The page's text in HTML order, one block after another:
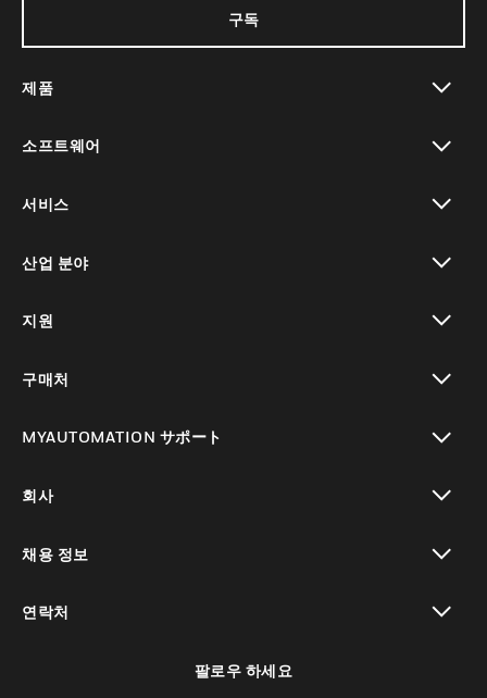
구독
제품
소프트웨어
서비스
산업 분야
지원
구매처
MYAUTOMATION サポート
회사
채용 정보
연락처
팔로우 하세요